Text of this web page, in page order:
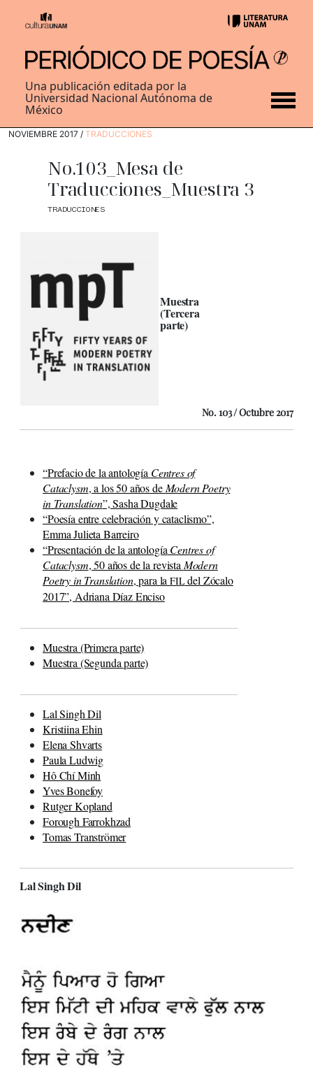
Una publicación editada por la
Universidad Nacional Autónoma de
México
NOVIEMBRE 2017 / TRADUCCIONES
No.103_Mesa de
Traducciones_Muestra 3
TRADUCCIONES
Muestra
(Tercera
parte)
No. 103 / Octubre 2017
“Prefacio de la antología Centres of
Cataclysm, a los 50 años deModern Poetry
in Translation”, Sasha Dugdale
“Poesía entre celebración y cataclismo”,
Emma Julieta Barreiro
“Presentación de la antologíaCentres of
Cataclysm, 50 años de la revistaModern
Poetry in Translation, para laFILdel Zócalo
2017”, Adriana Díaz Enciso
Muestra (Primera parte)
Muestra (Segunda parte)
Lal Singh Dil
Kristiina Ehin
Elena Shvarts
Paula Ludwig
Hô Chí Minh
Yves Bonefoy
Rutger Kopland
Forough Farrokhzad
Tomas Tranströmer
Lal Singh Dil